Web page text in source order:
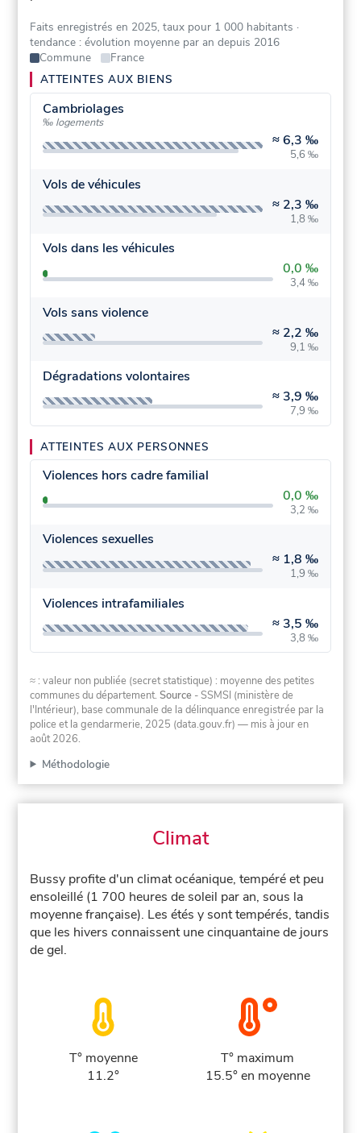
Faits enregistrés en 2025, taux pour 1 000 habitants ·
tendance : évolution moyenne par an depuis 2016
Commune
France
ATTEINTES AUX BIENS
Cambriolages
‰ logements
≈6,3 ‰
5,6 ‰
Vols de véhicules
≈ 2,3 ‰
1,8 ‰
Vols dans les véhicules
0,0 ‰
3,4 ‰
Vols sans violence
≈ 2,2 ‰
9,1 ‰
Dégradations volontaires
≈ 3,9 ‰
7,9 ‰
ATTEINTES AUX PERSONNES
Violences hors cadre familial
0,0 ‰
3,2 ‰
Violences sexuelles
≈ 1,8 ‰
1,9 ‰
Violences intrafamiliales
≈ 3,5 ‰
3,8 ‰
≈ : valeur non publiée (secret statistique) : moyenne des petites
communes du département.Source - SSMSI (ministère de
l'Intérieur), base communale de la délinquance enregistrée par la
police et la gendarmerie, 2025 (data.gouv.fr) — mis à jour en
août 2026.
Méthodologie
Climat
Bussy profite d'un climat océanique, tempéré et peu
ensoleillé (1 700 heures de soleil par an, sous la
moyenne française). Les étés y sont tempérés, tandis
que les hivers connaissent une cinquantaine de jours
de gel.
T° moyenne
11.2°
T° maximum
15.5° en moyenne